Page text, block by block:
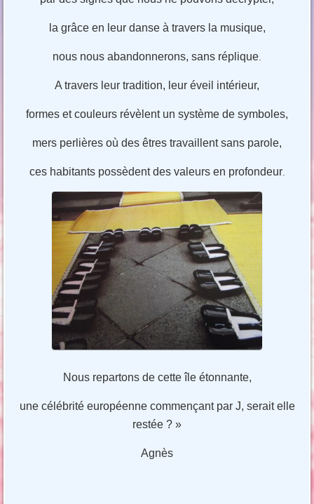
la grâce en leur danse à travers la musique,
nous nous abandonnerons, sans réplique
A travers leur tradition, leur éveil intérieur,
formes et couleurs révèlent un système de symboles,
mers perlières où des êtres travaillent sans parole,
ces habitants possèdent des valeurs en profondeur.
Nous repartons de cette île étonnante,
une célébrité européenne commençant par J, serait elle
restée ? »
Agnès